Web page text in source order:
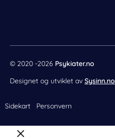
© 2020 -2026 Psykiater.no
Designet og utviklet av Sysinn.no
Sidekart Personvern